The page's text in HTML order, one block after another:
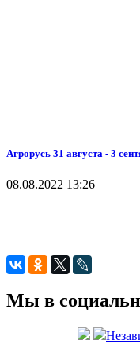
Агрорусь 31 августа - 3
08.08.2022 13:26
Мы в